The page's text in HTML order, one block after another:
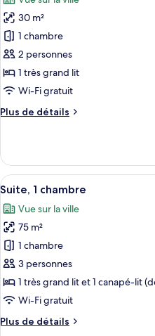
chambre
(City
View)
les
photos
pour
ce
type
de
chambre :
Chambre,
grand
lit
(City
View)
30 m²
1 chambre
2 personnes
1 très grand lit
Wi-Fi gratuit
Plus de détails
Plus
le
type
de
Chambre,
très
grand
lit
(City
View)
Afficher
toutes
les
photos
pour
ce
type
de
chambre :
Suite,
6
Suite, 1 chambre
Vue sur la ville
75 m²
1 chambre
3 personnes
1 très grand lit et 1 canapé-lit
Wi-Fi gratuit
Plus de détails
Plus